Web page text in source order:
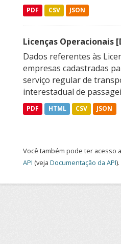
PDF CSV JSON
Licenças Operacionais
Dados referentes às
empresas cadastradas
serviço regular de
interestadual de
PDF HTML CSV JSON
Você também pode ter acesso
API (veja Documentação da API).